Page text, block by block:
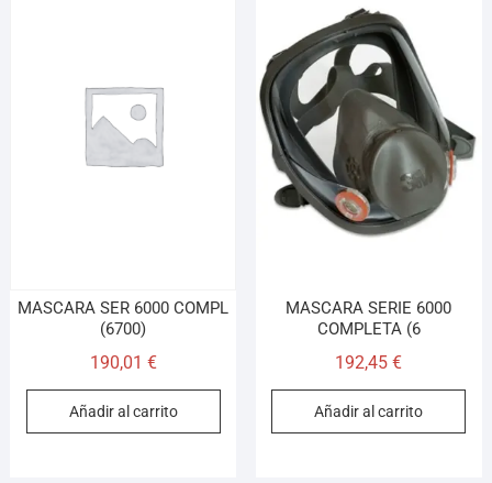
MASCARA SER 6000 COMPL
(6700)
190,01 €
Añadir al carrito
MASCARA SERIE 6000
COMPLETA (6
192,45€
Añadir al carrito